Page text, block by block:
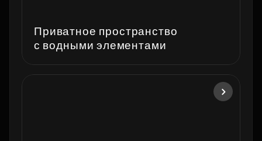
Приватное пространство
с водными элементами